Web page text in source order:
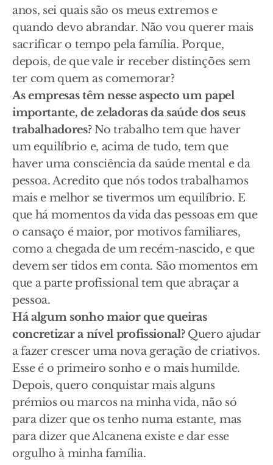
anos, sei quais são os meus extremos e
quando devo abrandar. Não vou querer mais
sacrificar o tempo pela família. Porque,
depois, de que vale ir receber distinções sem
ter com quem as comemorar?
As empresas têm nesse aspecto um papel
importante, de zeladoras da saúde dos seus
trabalhadores?No trabalho tem que haver
um equilíbrio e, acima de tudo, tem que
haver uma consciência da saúde mental e da
pessoa. Acredito que nós todos trabalhamos
mais e melhor se tivermos um equilíbrio. E
que há momentos da vida das pessoas em que
o cansaço é maior, por motivos familiares,
como a chegada de um recém-nascido, e que
devem ser tidos em conta. São momentos em
que a parte profissional tem que abraçar a
pessoa.
Há algum sonho maior que queiras
concretizar a nível profissional? Quero ajudar
a fazer crescer uma nova geração de criativos.
Esse é o primeiro sonho e o mais humilde.
Depois, quero conquistar mais alguns
prémios ou marcos na minha vida, não só
para dizer que os tenho numa estante, mas
para dizer que Alcanena existe e dar esse
orgulho à minha família.